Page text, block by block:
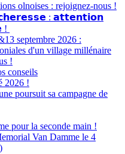
olnoises : rejoignez-nous !
: 𝗮𝘁𝘁𝗲𝗻𝘁𝗶𝗼𝗻
!
septembre 2026 :
d'un village millénaire
!
conseils
2026 !
poursuit sa campagne de
pour la seconde main !
Van Damme le 4